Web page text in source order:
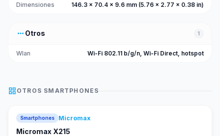
Dimensiones 146.3 x 70.4 x 9.6 mm (5.76 x 2.77 x 0.38 in)
more_horiz Otros 1
Wlan Wi-Fi 802.11 b/g/n, Wi-Fi Direct, hotspot
grid_view OTROS SMARTPHONES
Smartphones Micromax
Micromax X215